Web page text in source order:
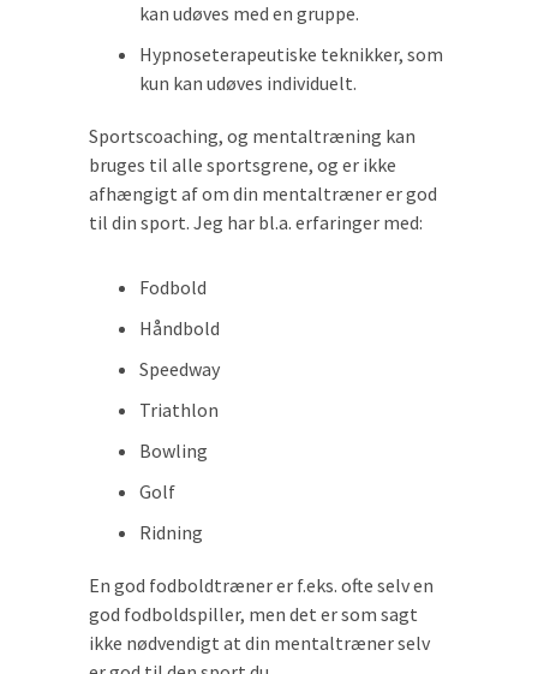
kan udøves med en gruppe.
Hypnoseterapeutiske teknikker, som
kun kan udøves individuelt.
Sportscoaching, og mentaltræning kan
bruges til alle sportsgrene, og er ikke
afhængigt af om din mentaltræner er god
til din sport. Jeg har bl.a. erfaringer med:
Fodbold
Håndbold
Speedway
Triathlon
Bowling
Golf
Ridning
En god fodboldtræner er f.eks. ofte selv en
god fodboldspiller, men det er som sagt
ikke nødvendigt at din mentaltræner selv